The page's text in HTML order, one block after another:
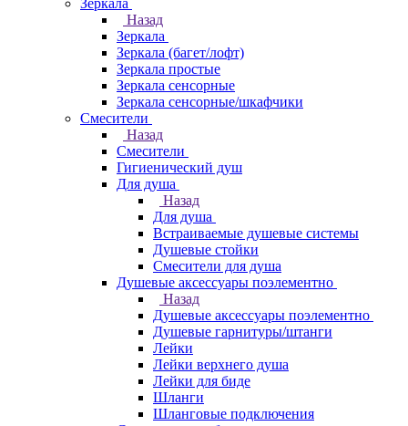
Зеркала
Назад
Зеркала
Зеркала (багет/лофт)
Зеркала простые
Зеркала сенсорные
Зеркала сенсорные/шкафчики
Смесители
Назад
Смесители
Гигиенический душ
Для душа
Назад
Для душа
Встраиваемые душевые системы
Душевые стойки
Смесители для душа
Душевые аксессуары поэлементно
Назад
Душевые аксессуары поэлементно
Душевые гарнитуры/штанги
Лейки
Лейки верхнего душа
Лейки для биде
Шланги
Шланговые подключения